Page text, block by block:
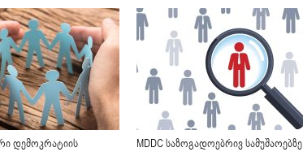
დემოკრატიის
MDDC საზოგადოებრივ სამუშაოებზე